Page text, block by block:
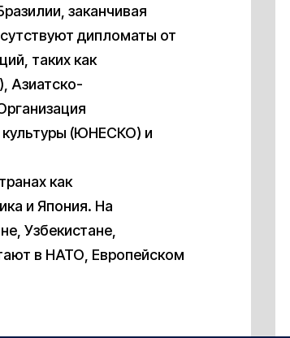
заканчивая
дипломаты от
таких как
Азиатско-
культуры (ЮНЕСКО) и
как
и Япония. На
Узбекистане,
в НАТО, Европейском